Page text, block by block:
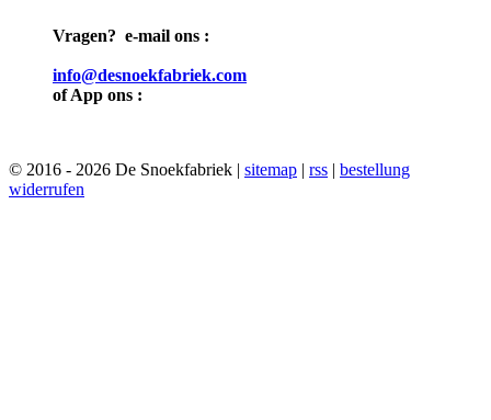
Vragen? e-mail ons :
info@desnoekfabriek.com
of App ons :
© 2016 - 2026 De Snoekfabriek | sitemap | rss | bestellung
widerrufen